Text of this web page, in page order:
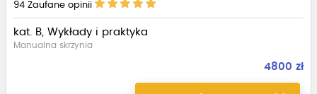
94 Zaufane opinii
kat. B, Wykłady i praktyka
Manualna skrzynia
4800 zł